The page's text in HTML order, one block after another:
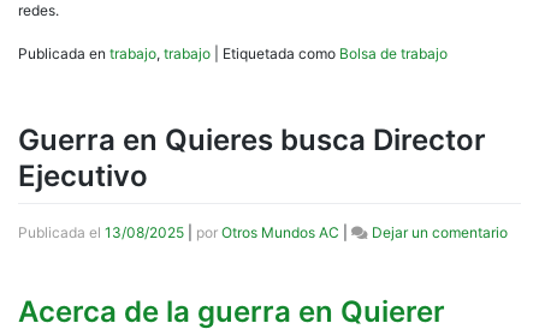
redes.
Publicada en trabajo, trabajo Etiquetada como Bolsa de trabajo
Guerra en Quieres busca Director
Ejecutivo
Publicada el 13/08/2025 por Otros Mundos AC Dejar un comentarioen
Acerca de la guerra en Quierer